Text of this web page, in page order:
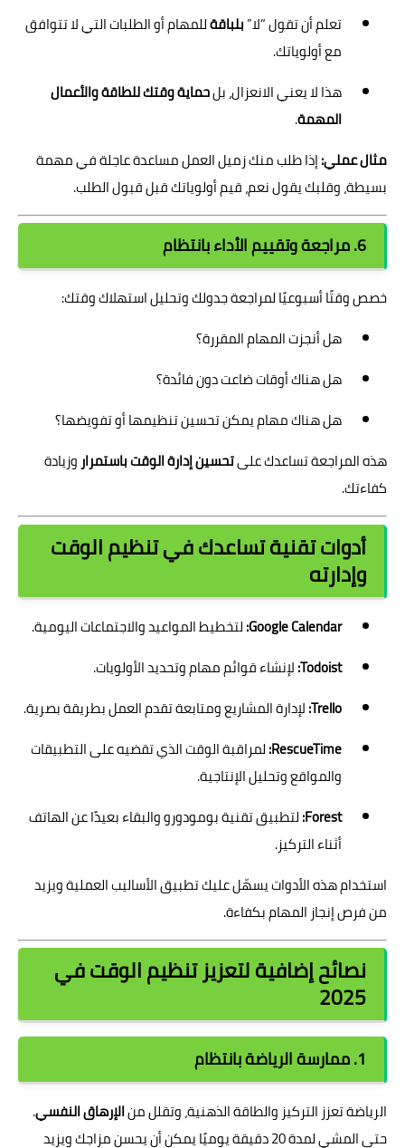
تعلم أن تقول “لا”بلباقةللمهام أو الطلبات التي لا تتوافق
مع أولوياتك.
هذا لا يعني الانعزال، بلحماية وقتك للطاقة والأعمال
المهمة.
مثال عملي:إذا طلب منك زميل العمل مساعدة عاجلة في مهمة
بسيطة، وقلبك يقول نعم، قيم أولوياتك قبل قبول الطلب.
6. مراجعة وتقييم الأداء بانتظام
خصص وقتًا أسبوعيًا لمراجعة جدولك وتحليل استهلاك وقتك:
هل أنجزت المهام المقررة؟
هل هناك أوقات ضاعت دون فائدة؟
هل هناك مهام يمكن تحسين تنظيمها أو تفويضها؟
هذه المراجعة تساعدك علىتحسين إدارة الوقت باستمراروزيادة
كفاءتك.
أدوات تقنية تساعدك في تنظيم الوقت
وإدارته
Google Calendar: لتخطيط المواعيد والاجتماعات اليومية.
Todoist: لإنشاء قوائم مهام وتحديد الأولويات.
Trello: لإدارة المشاريع ومتابعة تقدم العمل بطريقة بصرية.
RescueTime: لمراقبة الوقت الذي تقضيه على التطبيقات
والمواقع وتحليل الإنتاجية.
Forest: لتطبيق تقنية بومودورو والبقاء بعيدًا عن الهاتف
أثناء التركيز.
استخدام هذه الأدوات يسهّل عليك تطبيق الأساليب العملية ويزيد
من فرص إنجاز المهام بكفاءة.
نصائح إضافية لتعزيز تنظيم الوقت في
2025
1. ممارسة الرياضة بانتظام
الرياضة تعزز التركيز والطاقة الذهنية، وتقلل منالإرهاق النفسي.
حتى المشي لمدة 20 دقيقة يوميًا يمكن أن يحسن مزاجك ويزيد